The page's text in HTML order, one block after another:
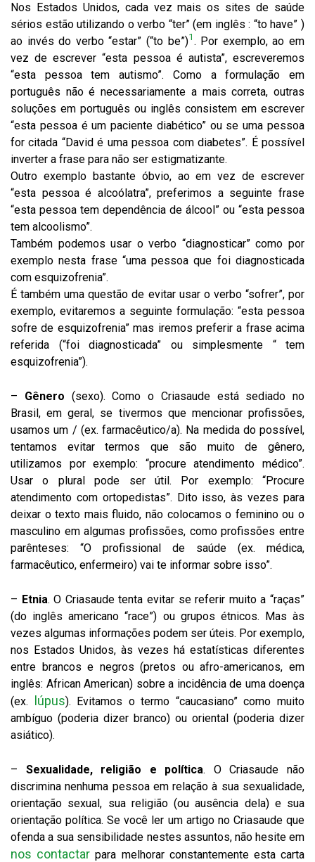
Nos Estados Unidos, cada vez mais os sites de saúde
sérios estão utilizando o verbo “ter” (em inglês : “to have” )
ao invés do verbo “estar” (“to be”)1. Por exemplo, ao em
vez de escrever “esta pessoa é autista”, escreveremos
“esta pessoa tem autismo”. Como a formulação em
português não é necessariamente a mais correta, outras
soluções em português ou inglês consistem em escrever
“esta pessoa é um paciente diabético” ou se uma pessoa
for citada “David é uma pessoa com diabetes”. É possível
inverter a frase para não ser estigmatizante.
Outro exemplo bastante óbvio, ao em vez de escrever
“esta pessoa é alcoólatra”, preferimos a seguinte frase
“esta pessoa tem dependência de álcool” ou “esta pessoa
tem alcoolismo”.
Também podemos usar o verbo “diagnosticar” como por
exemplo nesta frase “uma pessoa que foi diagnosticada
com esquizofrenia”.
É também uma questão de evitar usar o verbo “sofrer”, por
exemplo, evitaremos a seguinte formulação: “esta pessoa
sofre de esquizofrenia” mas iremos preferir a frase acima
referida (“foi diagnosticada” ou simplesmente “ tem
esquizofrenia”).
– Gênero (sexo). Como o Criasaude está sediado no
Brasil, em geral, se tivermos que mencionar profissões,
usamos um / (ex. farmacêutico/a). Na medida do possível,
tentamos evitar termos que são muito de gênero,
utilizamos por exemplo: “procure atendimento médico”.
Usar o plural pode ser útil. Por exemplo: “Procure
atendimento com ortopedistas”. Dito isso, às vezes para
deixar o texto mais fluido, não colocamos o feminino ou o
masculino em algumas profissões, como profissões entre
parênteses: “O profissional de saúde (ex. médica,
farmacêutico, enfermeiro) vai te informar sobre isso”.
– Etnia. O Criasaude tenta evitar se referir muito a “raças”
(do inglês americano “race”) ou grupos étnicos. Mas às
vezes algumas informações podem ser úteis. Por exemplo,
nos Estados Unidos, às vezes há estatísticas diferentes
entre brancos e negros (pretos ou afro-americanos, em
inglês: African American) sobre a incidência de uma doença
(ex.
lúpus). Evitamos o termo “caucasiano” como muito
ambíguo (poderia dizer branco) ou oriental (poderia dizer
asiático).
– Sexualidade, religião e política. O Criasaude não
discrimina nenhuma pessoa em relação à sua sexualidade,
orientação sexual, sua religião (ou ausência dela) e sua
orientação política. Se você ler um artigo no Criasaude que
ofenda a sua sensibilidade nestes assuntos, não hesite em
nos contactar para melhorar constantemente esta carta